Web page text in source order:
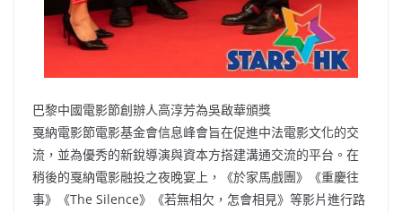
巴黎中國電影節創辦人高淳芳為吳啟華頒獎
戛納電影節電影基金會信息峰會旨在促進中法電影文化的交
流，並為優秀的新銳導演與資本方搭建溝通交流的平台。在
稍後的戛納電影融投之夜晚宴上，《於家馬戲團》《重慶往
事》《The Silence》《若無相欠，怎會相見》等影片進行路